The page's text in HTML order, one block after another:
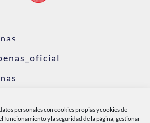
personales con cookies propias y cookies de
funcionamiento y la seguridad de la página, gestionar